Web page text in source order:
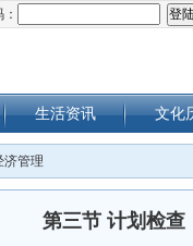
生活资讯 文化
济管理
第三节 计划检查